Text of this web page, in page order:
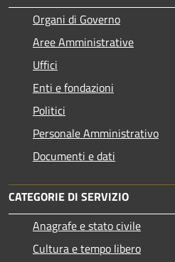
Organi di Governo
Aree Amministrative
Uffici
Enti e fondazioni
Politici
Personale Amministrativo
Documenti e dati
CATEGORIE DI SERVIZIO
Anagrafe e stato civile
Cultura e tempo libero